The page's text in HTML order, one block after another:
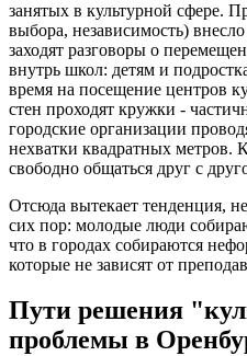
занятых в культурной сфере.
выбора, независимость)
заходят разговоры о
внутрь школ: детям и
время на посещение центров
стен проходят кружки -
городские организации
нехватки квадратных метров.
свободно общаться друг с
Отсюда вытекает тенденция,
сих пор: молодые люди
что в городах собираются
которые не зависят от
Пути решения
проблемы в